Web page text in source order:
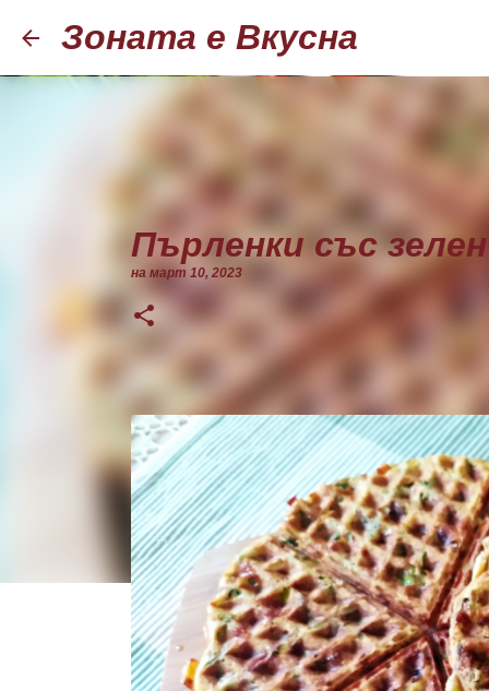
Зоната е Вкусна
Пърленки със
на март 10, 2023